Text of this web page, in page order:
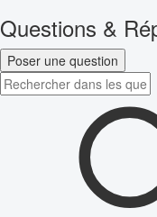
Questions &
Poser une question